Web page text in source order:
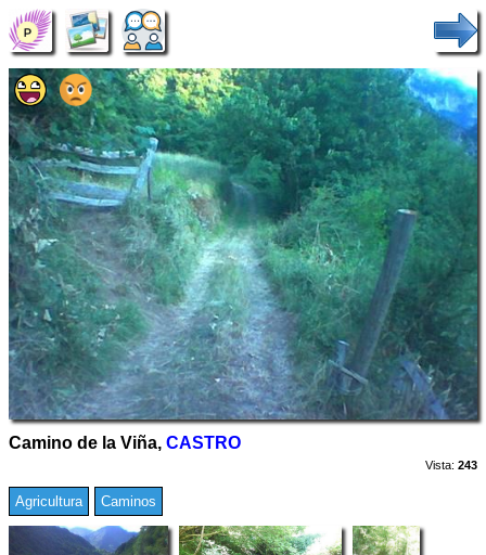
Camino de la Viña, CASTRO
Vista: 243
Agricultura Caminos